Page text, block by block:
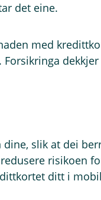
det eine.
med
slik at dei
risikoen
ditt i